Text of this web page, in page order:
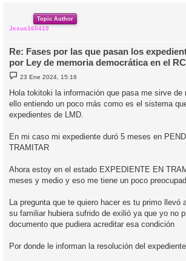
Topic Author
Jesus160419
Re: Fases por las que pasan los
por Ley de memoria democrática en el
M
e
n
s
a
e
23 Ene 2024, 15:16
Hola tokitoki la información que pasa me sirve de
ello entiendo un poco más como es el sistema
expedientes de LMD.
En mi caso mi expediente duró 5 meses en
TRAMITAR
Ahora estoy en el estado EXPEDIENTE EN
meses y medio y eso me tiene un poco
La pregunta que te quiero hacer es tu primo llevó
su familiar hubiera sufrido de exilió ya que yo no
documento que pudiera acreditar esa condición
Por donde le informan la resolución del expediente